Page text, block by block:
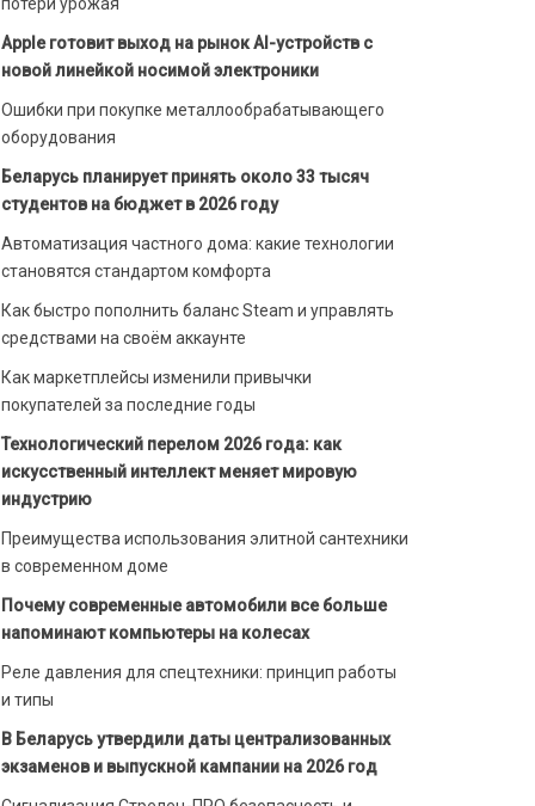
Apple готовит выход на рынок AI-устройств с
новой линейкой носимой электроники
Ошибки при покупке металлообрабатывающего
оборудования
Беларусь планирует принять около 33 тысяч
студентов на бюджет в 2026 году
Автоматизация частного дома: какие технологии
становятся стандартом комфорта
Как быстро пополнить баланс Steam и управлять
средствами на своём аккаунте
Как маркетплейсы изменили привычки
покупателей за последние годы
Технологический перелом 2026 года: как
искусственный интеллект меняет мировую
индустрию
Преимущества использования элитной сантехники
в современном доме
Почему современные автомобили все больше
напоминают компьютеры на колесах
Реле давления для спецтехники: принцип работы
и типы
В Беларусь утвердили даты централизованных
экзаменов и выпускной кампании на 2026 год